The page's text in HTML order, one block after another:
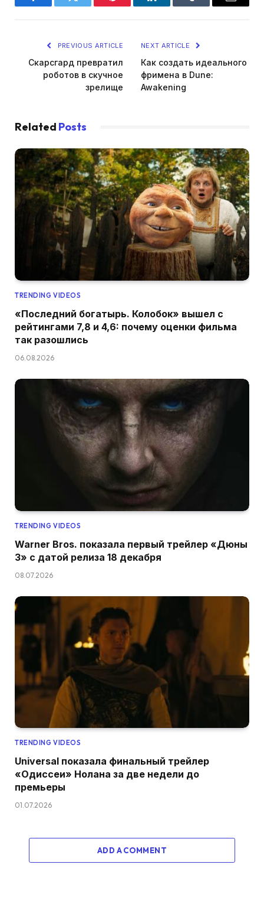
FacebookTwitter Pinterest LinkedInTumblr Email
PREVIOUS ARTICLE
Скарсгард превратил
роботов в скучное
зрелище
NEXT ARTICLE
Как создать идеального
фримена в Dune:
Awakening
Related Posts
TRENDING VIDEOS
«Последний богатырь. Колобок» вышел с
рейтингами 7,8 и 4,6: почему оценки фильма
так разошлись
06.08.2026
TRENDING VIDEOS
Warner Bros. показала первый трейлер «Дюны
3» с датой релиза 18 декабря
08.07.2026
TRENDING VIDEOS
Universal показала финальный трейлер
«Одиссеи» Нолана за две недели до
премьеры
01.07.2026
ADD A COMMENT